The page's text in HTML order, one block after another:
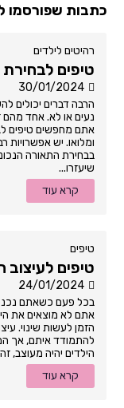
כתבות שפורסמו
רהיטים לילדים
טיפים
30/01/2024
הרבה דברים יכולים
נעים או לא. אחד
אתם מחפשים טיפים
ומלואו. יש
בבחירת התאורה
שיעזרו...
קרא עוד
טיפים
טיפים לעיצוב
24/01/2024
בכל פעם כשאתם
אתם לא מוצאים את
הזמן לעשות שינוי.
להתמודד איתם, אך
הילדים יהיה מעוצב,
קרא עוד